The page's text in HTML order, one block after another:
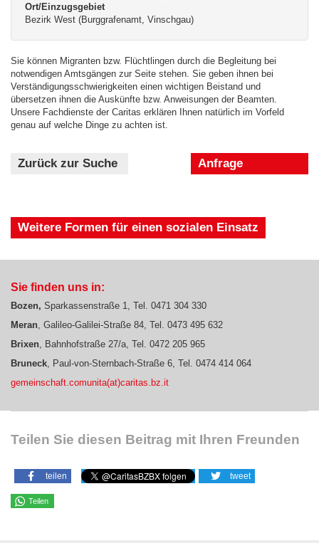
Ort/Einzugsgebiet
Bezirk West (Burggrafenamt, Vinschgau)
Sie können Migranten bzw. Flüchtlingen durch die Begleitung bei
notwendigen Amtsgängen zur Seite stehen. Sie geben ihnen bei
Verständigungsschwierigkeiten einen wichtigen Beistand und
übersetzen ihnen die Auskünfte bzw. Anweisungen der Beamten.
Unsere Fachdienste der Caritas erklären Ihnen natürlich im Vorfeld
genau auf welche Dinge zu achten ist.
Anfrage
Zurück zur Suche
Weitere Formen für einen sozialen Einsatz
Sie finden uns in:
Bozen, Sparkassenstraße 1, Tel. 0471 304 330
Meran , Galileo-Galilei-Straße 84, Tel. 0473 495 632
Brixen , Bahnhofstraße 27/a, Tel. 0472 205 965
Bruneck , Paul-von-Sternbach-Straße 6, Tel. 0474 414 064
gemeinschaft.comunita(at)caritas.bz.it
Teilen Sie diesen Beitrag mit Ihren Freunden
teilen tweet
Teilen